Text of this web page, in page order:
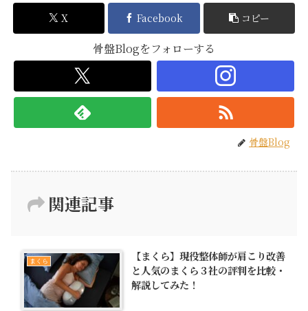
X Facebook コピー
骨盤Blogをフォローする
骨盤Blog
関連記事
まくら
【まくら】現役整体師が肩こり改善
と人気のまくら３社の評判を比較・
解説してみた！